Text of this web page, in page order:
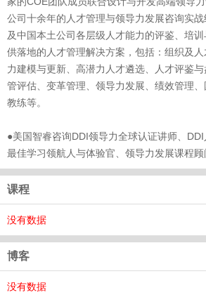
公司十余年的人才管理与领导力发展咨询实
及中国本土公司各层级人才能力的评鉴、培
供落地的人才管理解决方案，包括：组织及
力建模与更新、高潜力人才遴选、人才评鉴
管评估、变革管理、领导力发展、绩效管理
教练等。
●美国智睿咨询DDI领导力全球认证讲师、
最佳学习领航人与体验官、领导力发展课程
课程
没有数据
博客
没有数据